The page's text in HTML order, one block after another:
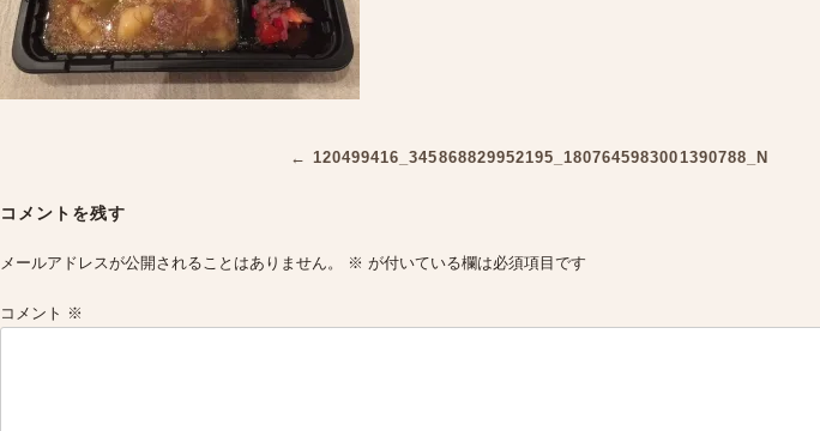
← 120499416_345868829952195_1807645983001390788_N
コメントを残す
メールアドレスが公開されることはありません。 ※ が付いている欄は必須項目です
コメント ※